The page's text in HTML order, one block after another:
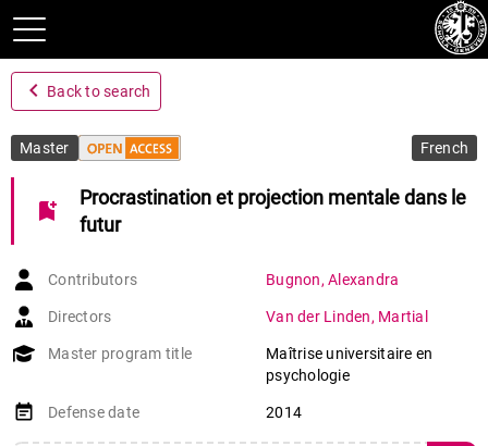
navigate_before Back to search
Master French
bookmark_add
Procrastination et projection mentale dans le
futur
Contributors Bugnon, Alexandra
Directors Van der Linden, Martial
Master program title
Maîtrise universitaire en
psychologie
event_note Defense date 2014